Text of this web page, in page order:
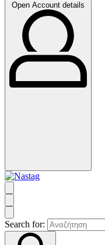
Open Account details
Search for: